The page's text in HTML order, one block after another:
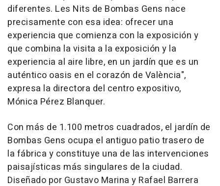
diferentes. Les Nits de Bombas Gens nace
precisamente con esa idea: ofrecer una
experiencia que comienza con la exposición y
que combina la visita a la exposición y la
experiencia al aire libre, en un jardín que es un
auténtico oasis en el corazón de València",
expresa la directora del centro expositivo,
Mónica Pérez Blanquer.
Con más de 1.100 metros cuadrados, el jardín de
Bombas Gens ocupa el antiguo patio trasero de
la fábrica y constituye una de las intervenciones
paisajísticas más singulares de la ciudad.
Diseñado por Gustavo Marina y Rafael Barrera